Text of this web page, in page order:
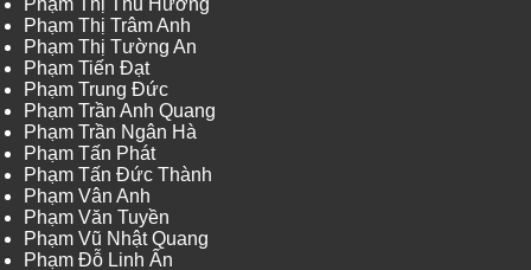
Phạm Thị Thu Hường
Phạm Thị Trâm Anh
Phạm Thị Tường An
Phạm Tiến Đạt
Phạm Trung Đức
Phạm Trần Anh Quang
Phạm Trần Ngân Hà
Phạm Tấn Phát
Phạm Tấn Đức Thành
Phạm Vân Anh
Phạm Văn Tuyền
Phạm Vũ Nhật Quang
Phạm Đỗ Linh Ấn